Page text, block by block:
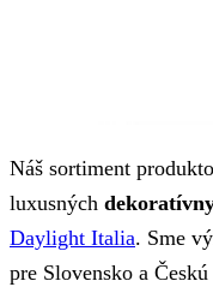
Náš sortiment
luxusných
Daylight Italia. Sme
pre Slovensko a